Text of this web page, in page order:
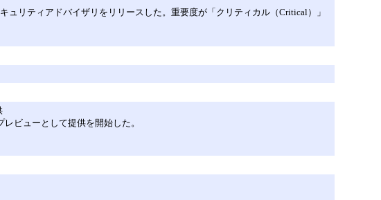
ュリティアドバイザリをリリースした。重要度が「クリティカル（Critical）」
ビューとして提供を開始した。